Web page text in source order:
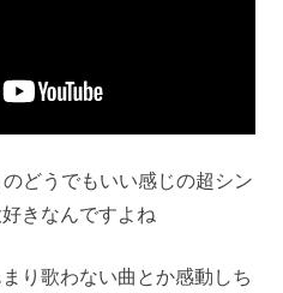
どうでもいい感じの超シン
きなんですよね
り歌わない曲とか感動しち